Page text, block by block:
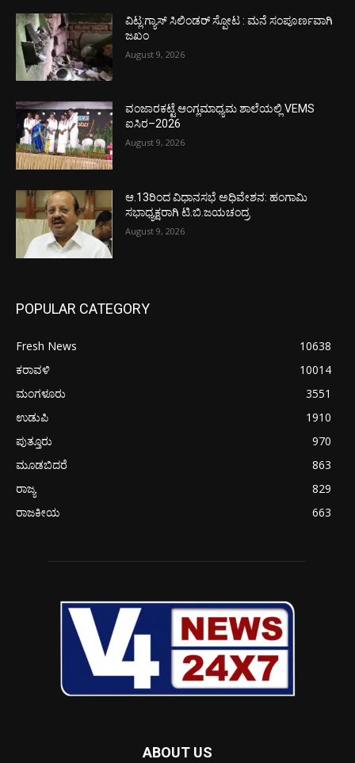
ವಿಟ್ಲ:ಗ್ಯಾಸ್ ಸಿಲಿಂಡರ್ ಸ್ಪೋಟ : ಮನೆ ಸಂಪೂರ್ಣವಾಗಿ
ಜಖಂ
August 9, 2026
ವಂಜಾರಕಟ್ಟೆ ಆಂಗ್ಲಮಾಧ್ಯಮ ಶಾಲೆಯಲ್ಲಿ VEMS
ಐಸಿರ–2026
August 9, 2026
ಆ.13ರಿಂದ ವಿಧಾನಸಭೆ ಅಧಿವೇಶನ: ಹಂಗಾಮಿ
ಸಭಾಧ್ಯಕ್ಷರಾಗಿ ಟಿ.ಬಿ.ಜಯಚಂದ್ರ
August 9, 2026
POPULAR CATEGORY
Fresh News
10638
ಕರಾವಳಿ
10014
ಮಂಗಳೂರು
3551
ಉಡುಪಿ
1910
ಪುತ್ತೂರು
970
ಮೂಡಬಿದರೆ
863
ರಾಜ್ಯ
829
ರಾಜಕೀಯ
663
ABOUT US